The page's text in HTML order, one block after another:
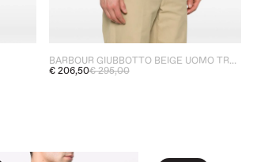
BARBOUR GIUBBOTTO BEIGE UOMO TRACKER
€ 206,50€ 295,00